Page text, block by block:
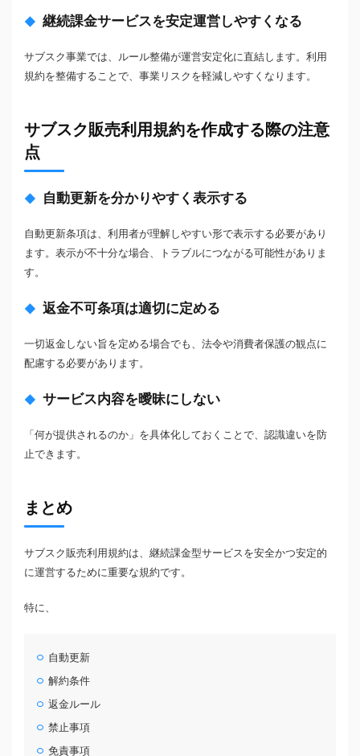
継続課金サービスを安定運営しやすくなる
サブスク事業では、ルール整備が運営安定化に直結します。利用
規約を整備することで、事業リスクを軽減しやすくなります。
サブスク販売利用規約を作成する際の注意
点
自動更新を分かりやすく表示する
自動更新条項は、利用者が理解しやすい形で表示する必要があり
ます。表示が不十分な場合、トラブルにつながる可能性がありま
す。
返金不可条項は適切に定める
一切返金しない旨を定める場合でも、法令や消費者保護の観点に
配慮する必要があります。
サービス内容を曖昧にしない
「何が提供されるのか」を具体化しておくことで、認識違いを防
止できます。
まとめ
サブスク販売利用規約は、継続課金型サービスを安全かつ安定的
に運営するために重要な規約です。
特に、
自動更新
解約条件
返金ルール
禁止事項
免責事項